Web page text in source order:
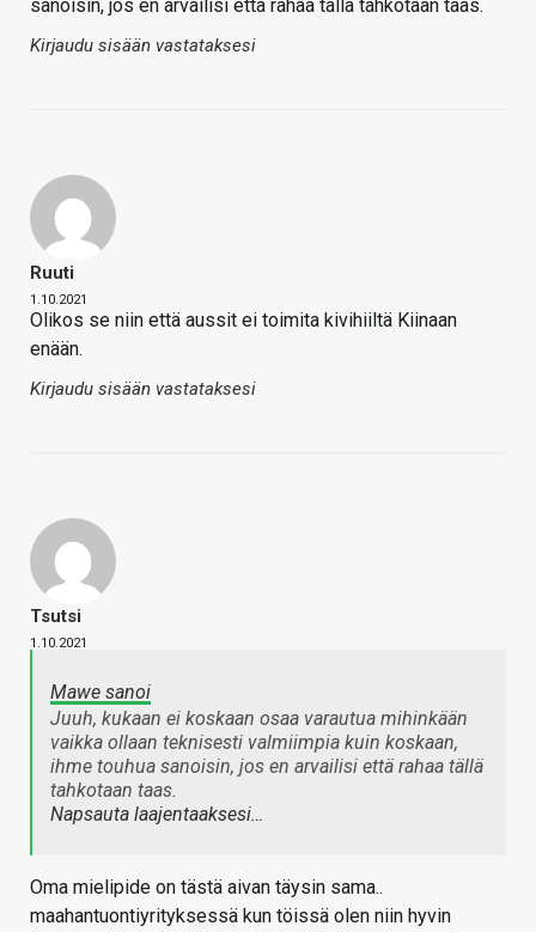
sanoisin, jos en arvailisi että rahaa tällä tahkotaan taas.
Kirjaudu sisään vastataksesi
Ruuti
1.10.2021
Olikos se niin että aussit ei toimita kivihiiltä Kiinaan
enään.
Kirjaudu sisään vastataksesi
Tsutsi
1.10.2021
Mawe sanoi
Juuh, kukaan ei koskaan osaa varautua mihinkään
vaikka ollaan teknisesti valmiimpia kuin koskaan,
ihme touhua sanoisin, jos en arvailisi että rahaa tällä
tahkotaan taas.
Napsauta laajentaaksesi…
Oma mielipide on tästä aivan täysin sama..
maahantuontiyrityksessä kun töissä olen niin hyvin